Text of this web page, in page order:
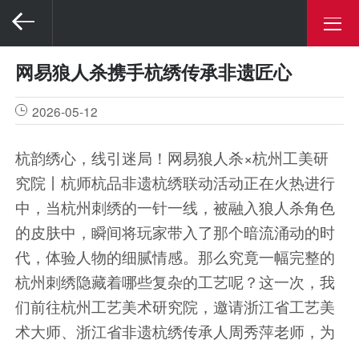
网易狼人杀携手杭绣传承非遗匠心
2026-05-12
杭韵绣心，线引迷局！网易狼人杀×杭州工美研
究院丨杭师杭品非遗杭绣联动活动正在火热进行
中，当杭州刺绣的一针一线，被融入狼人杀角色
的皮肤中，瞬间将玩家带入了那个暗流涌动的时
代，体验人物的细腻情感。那么究竟一幅完整的
杭州刺绣隐藏着哪些复杂的工艺呢？这一次，我
们前往杭州工艺美术研究院，邀请浙江省工艺美
术大师、浙江省非遗杭绣传承人周秀萍老师，为